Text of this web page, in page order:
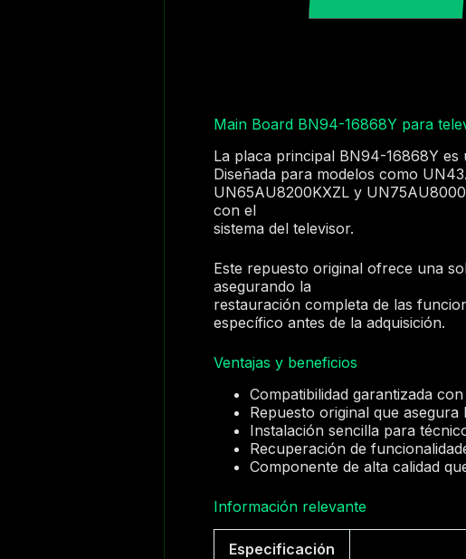
Main Board BN94-16868Y para
La placa principal BN94-16868Y
Diseñada para modelos como
UN65AU8200KXZL y
con el
sistema del televisor.
Este repuesto original ofrece una
asegurando la
restauración completa de las
específico antes de la adquisición.
Ventajas y beneficios
Compatibilidad garantizada
Repuesto original que
Instalación sencilla para
Recuperación de
Componente de alta calidad
Información relevante
Especificación